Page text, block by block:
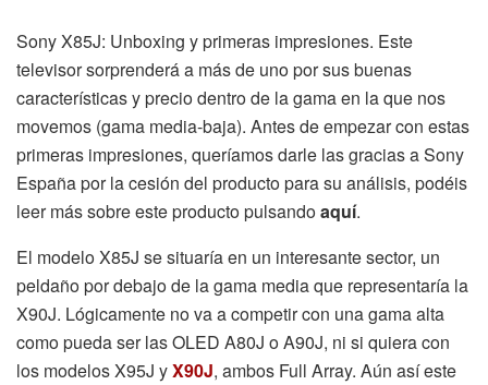
Sony X85J: Unboxing y primeras impresiones. Este
televisor sorprenderá a más de uno por sus buenas
características y precio dentro de la gama en la que nos
movemos (gama media-baja). Antes de empezar con estas
primeras impresiones, queríamos darle las gracias a Sony
España por la cesión del producto para su análisis, podéis
leer más sobre este producto pulsandoaquí.
El modelo X85J se situaría en un interesante sector, un
peldaño por debajo de la gama media que representaría la
X90J. Lógicamente no va a competir con una gama alta
como pueda ser las OLED A80J o A90J, ni si quiera con
los modelos X95J yX90J, ambos Full Array. Aún así este